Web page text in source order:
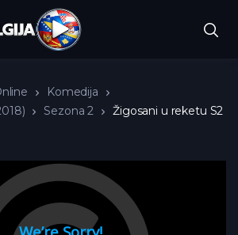
Komedija
Sezona 2
Žigosani u reketu S2